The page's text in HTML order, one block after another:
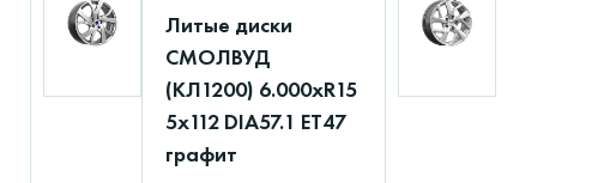
Литые диски
СМОЛВУД
(КЛ1200) 6.000xR15
5x112 DIA57.1 ET47
графит